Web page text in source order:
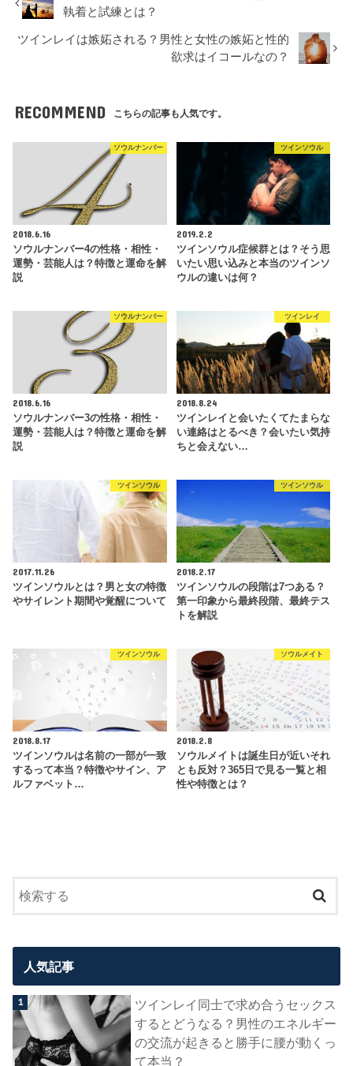
執着と試練とは？
ツインレイは嫉妬される？男性と女性の嫉妬と性的
欲求はイコールなの？
RECOMMEND こちらの記事も人気です。
ソウルナンバー
2018.6.16
ソウルナンバー4の性格・相性・
運勢・芸能人は？特徴と運命を解
説
ツインソウル
2019.2.2
ツインソウル症候群とは？そう思
いたい思い込みと本当のツインソ
ウルの違いは何？
ソウルナンバー
2018.6.16
ソウルナンバー3の性格・相性・
運勢・芸能人は？特徴と運命を解
説
ツインレイ
2018.8.24
ツインレイと会いたくてたまらな
い連絡はとるべき？会いたい気持
ちと会えない…
ツインソウル
2017.11.26
ツインソウルとは？男と女の特徴
やサイレント期間や覚醒について
ツインソウル
2018.2.17
ツインソウルの段階は7つある？
第一印象から最終段階、最終テス
トを解説
ツインソウル
2018.8.17
ツインソウルは名前の一部が一致
するって本当？特徴やサイン、ア
ルファベット…
ソウルメイト
2018.2.8
ソウルメイトは誕生日が近いそれ
とも反対？365日で見る一覧と相
性や特徴とは？
人気記事
ツインレイ同士で求め合うセックス
するとどうなる？男性のエネルギー
の交流が起きると勝手に腰が動くっ
て本当？